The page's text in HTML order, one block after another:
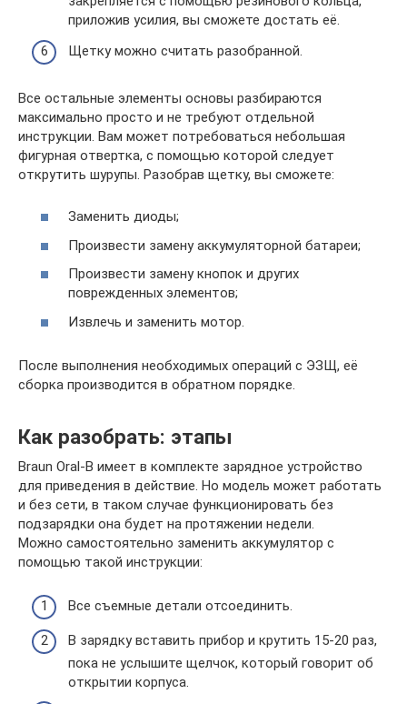
приложив усилия, вы сможете достать её.
Щетку можно считать разобранной.
Все остальные элементы основы разбираются
максимально просто и не требуют отдельной
инструкции. Вам может потребоваться небольшая
фигурная отвертка, с помощью которой следует
открутить шурупы. Разобрав щетку, вы сможете:
Заменить диоды;
Произвести замену аккумуляторной батареи;
Произвести замену кнопок и других
поврежденных элементов;
Извлечь и заменить мотор.
После выполнения необходимых операций с ЭЗЩ, её
сборка производится в обратном порядке.
Как разобрать: этапы
Braun Oral-B имеет в комплекте зарядное устройство
для приведения в действие. Но модель может работать
и без сети, в таком случае функционировать без
подзарядки она будет на протяжении недели.
Можно самостоятельно заменить аккумулятор с
помощью такой инструкции:
Все съемные детали отсоединить.
В зарядку вставить прибор и крутить 15-20 раз,
пока не услышите щелчок, который говорит об
открытии корпуса.